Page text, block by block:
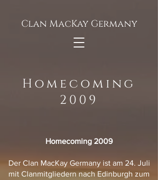
Clan MacKay Germany
Homecoming
2009
Homecoming 2009
Der Clan MacKay Germany ist am 24. Juli
mit Clanmitgliedern nach Edinburgh zum